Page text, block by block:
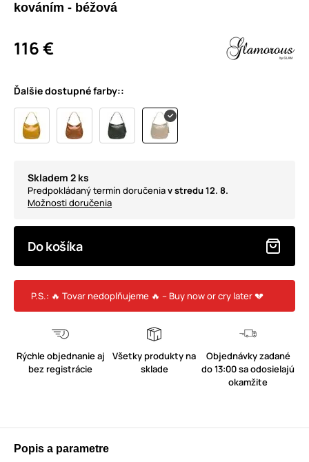
kováním - béžová
116 €
Ďalšie dostupné farby::
Skladem 2 ks
Predpokládaný termín doručeniav stredu 12. 8.
Možnosti doručenia
Do košíka
P.S.: 🔥 Tovar nedoplňujeme 🔥 – Buy now or cry later 💔
Rýchle objednanie aj
bez registrácie
Všetky produkty na
sklade
Objednávky zadané
do 13:00 sa odosielajú
okamžite
Popis a parametre